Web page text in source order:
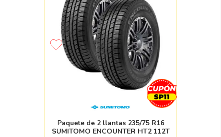
Paquete de 2 llantas 235/75 R16
SUMITOMO ENCOUNTER HT2 112T